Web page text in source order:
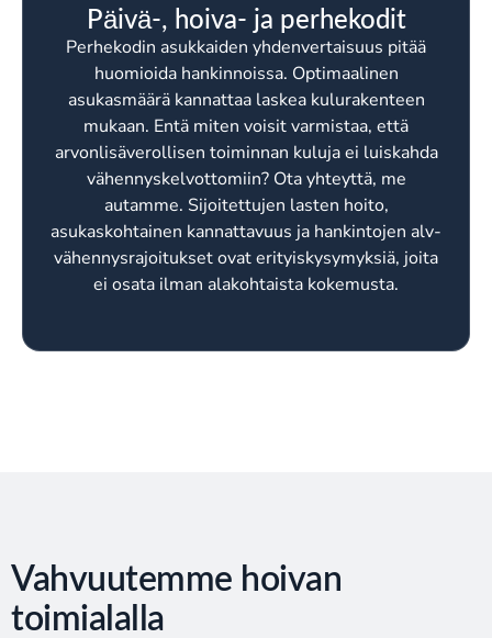
Päivä-, hoiva- ja perhekodit
Perhekodin asukkaiden yhdenvertaisuus pitää
huomioida hankinnoissa. Optimaalinen
asukasmäärä kannattaa laskea kulurakenteen
mukaan. Entä miten voisit varmistaa, että
arvonlisäverollisen toiminnan kuluja ei luiskahda
vähennyskelvottomiin? Ota yhteyttä, me
autamme. Sijoitettujen lasten hoito,
asukaskohtainen kannattavuus ja hankintojen alv-
vähennysrajoitukset ovat erityiskysymyksiä, joita
ei osata ilman alakohtaista kokemusta.
Vahvuutemme hoivan
toimialalla